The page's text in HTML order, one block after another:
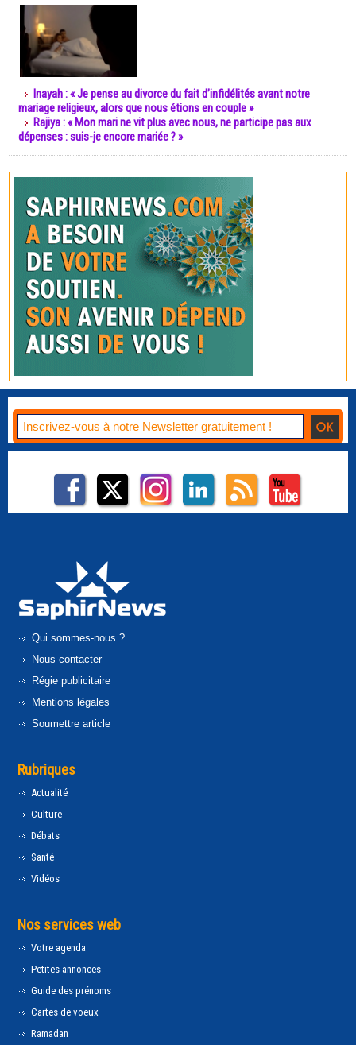
Inayah : « Je pense au divorce du fait d’infidélités avant notre
mariage religieux, alors que nous étions en couple »
Rajiya : « Mon mari ne vit plus avec nous, ne participe pas aux
dépenses : suis-je encore mariée ? »
Qui sommes-nous ?
Nous contacter
Régie publicitaire
Mentions légales
Soumettre article
Rubriques
Actualité
Culture
Débats
Santé
Vidéos
Nos services web
Votre agenda
Petites annonces
Guide des prénoms
Cartes de voeux
Ramadan